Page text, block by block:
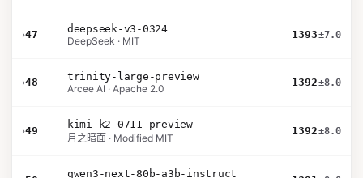
›47
deepseek-v3-0324
DeepSeek · MIT
1393±7.0
›48
trinity-large-preview
Arcee AI · Apache 2.0
1392±8.0
›49
kimi-k2-0711-preview
月之暗面 · Modified MIT
1392±8.0
qwen3-next-80b-a3b-instruct